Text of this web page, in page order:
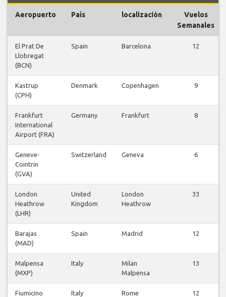
Aeropuerto País localización
Vuelos
Semanales
El Prat De
Llobregat
(BCN)
Spain Barcelona 12
Kastrup
(CPH)
Denmark Copenhagen 9
Frankfurt
International
Airport (FRA)
Germany Frankfurt 8
Geneve-
Cointrin
(GVA)
Switzerland Geneva 6
London
Heathrow
(LHR)
United
Kingdom
London
Heathrow
33
Barajas
(MAD)
Spain Madrid 12
Malpensa
(MXP)
Italy
Milan
Malpensa
13
Fiumicino
Italy
Rome
12